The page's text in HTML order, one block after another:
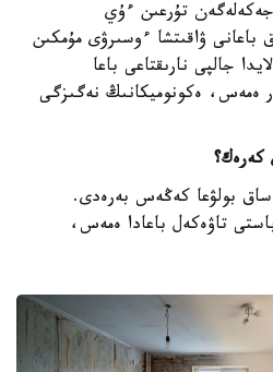
تۇرعىن ءۇي
باعانى ۋاقىتشا ءوسىرۋى مۇمكىن
جالپى نارىقتاعى باعا
ەمەس، ەكونوميكانىڭ نەگىزگى
كەرەك؟
ساق بولۋعا كەڭەس بەرەدى.
تاۋەكەل باعادا ەمەس،